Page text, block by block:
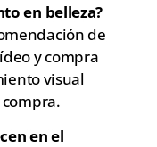
en belleza?
de
y compra
visual
en el